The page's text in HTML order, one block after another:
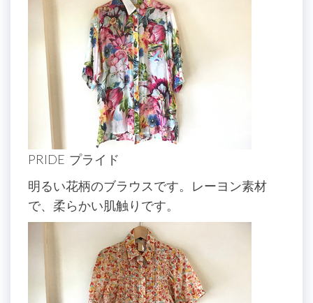
PRIDE プライド
明るい花柄のブラウスです。レーヨン素材
で、柔らかい肌触りです。